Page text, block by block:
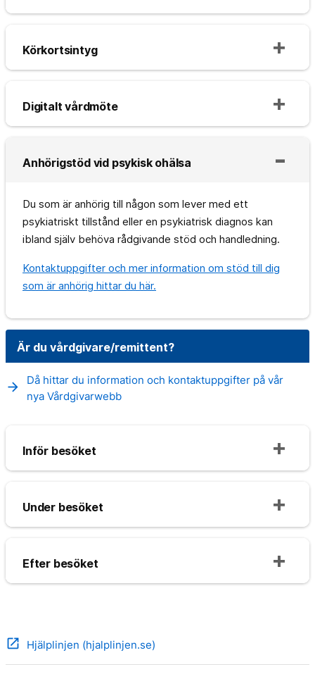
Körkortsintyg
Digitalt vårdmöte
Anhörigstöd vid psykisk ohälsa
Du som är anhörig till någon som lever med ett
psykiatriskt tillstånd eller en psykiatrisk diagnos kan
ibland själv behöva rådgivande stöd och handledning.
Kontaktuppgifter och mer information om stöd till dig
som är anhörig hittar du här.
Är du vårdgivare/remittent?
arrow_forward
Då hittar du information och kontaktuppgifter på vår
nya Vårdgivarwebb
Inför besöket
Under besöket
Efter besöket
open_in_new Hjälplinjen (hjalplinjen.se)